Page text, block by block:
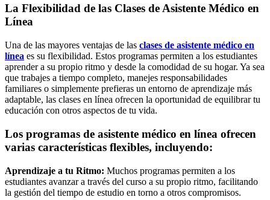
La Flexibilidad de las Clases de Asistente Médico en
Línea
Una de las mayores ventajas de las clases de asistente médico en
línea es su flexibilidad. Estos programas permiten a los estudiantes
aprender a su propio ritmo y desde la comodidad de su hogar. Ya sea
que trabajes a tiempo completo, manejes responsabilidades
familiares o simplemente prefieras un entorno de aprendizaje más
adaptable, las clases en línea ofrecen la oportunidad de equilibrar tu
educación con otros aspectos de tu vida.
Los programas de asistente médico en línea ofrecen
varias características flexibles, incluyendo:
Aprendizaje a tu Ritmo: Muchos programas permiten a los
estudiantes avanzar a través del curso a su propio ritmo, facilitando
la gestión del tiempo de estudio en torno a otros compromisos.